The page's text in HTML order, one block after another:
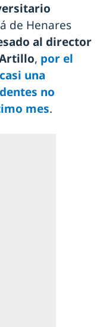
de Henares
al director
, por el
una
no
mes.